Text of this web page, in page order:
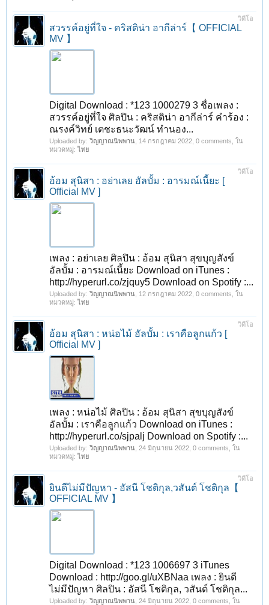
วิดีโอ
สวรรค์อยู่ที่ใจ - คริสติน่า อากีล่าร์【 OFFICIAL
MV 】
Digital Download : *123 1000279 3 ชื่อเพลง :
สวรรค์อยู่ที่ใจ ศิลปิน : คริสติน่า อากีล่าร์ คำร้อง :
ณรงค์วิทย์ เตชะธนะวัฒน์ ทำนอง...
Uploaded by: วิญญาณนิพพาน 14 กรกฎาคม 2022 , 0 comments, ใน
หมวดหมู่:ไทย
วิดีโอ
อ้อม สุนิสา : อย่าเลย อัลบั้ม : อารมณ์เนี้ยะ [
Official MV ]
เพลง : อย่าเลย ศิลปิน : อ้อม สุนิสา สุขบุญสังข์
อัลบั้ม : อารมณ์เนี้ยะ Download on iTunes :
http://hyperurl.co/zjquy5 Download on Spotify :...
Uploaded by: วิญญาณนิพพาน 12 กรกฎาคม 2022 , 0 comments, ใน
หมวดหมู่:ไทย
วิดีโอ
อ้อม สุนิสา : หน่อไม้ อัลบั้ม : เราคือลูกแก้ว [
Official MV ]
เพลง : หน่อไม้ ศิลปิน : อ้อม สุนิสา สุขบุญสังข์
อัลบั้ม : เราคือลูกแก้ว Download on iTunes :
http://hyperurl.co/sjpalj Download on Spotify :...
Uploaded by: วิญญาณนิพพาน 24 มิถุนายน 2022 , 0 comments, ใน
หมวดหมู่:ไทย
วิดีโอ
ยินดีไม่มีปัญหา - อัสนี โชติกุล,วสันต์ โชติกุล【
OFFICIAL MV 】
Digital Download : *123 1006697 3 iTunes
Download : http://goo.gl/uXBNaa เพลง : ยินดี
ไม่มีปัญหา ศิลปิน : อัสนี โชติกุล, วสันต์ โชติกุล...
Uploaded by: วิญญาณนิพพาน 24 มิถุนายน 2022 , 0 comments, ใน
ถัดไป >